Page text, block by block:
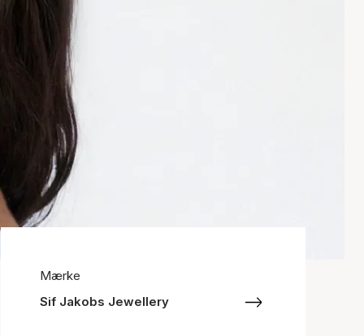
Mærke
Sif Jakobs Jewellery